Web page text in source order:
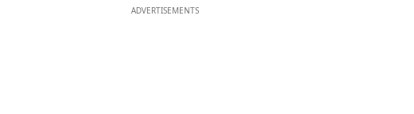
ADVERTISEMENTS